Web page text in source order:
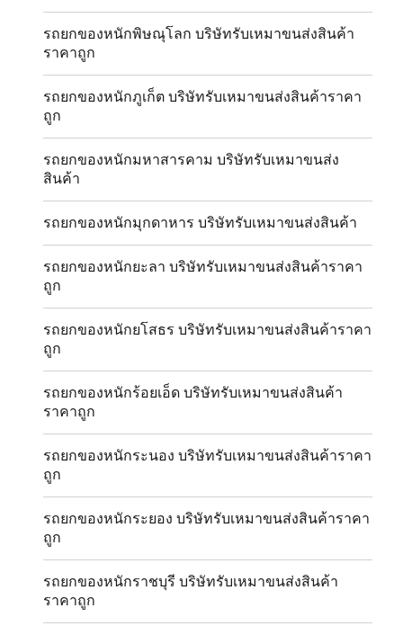
รถยกของหนักพิษณุโลก บริษัทรับเหมาขนส่งสินค้า
ราคาถูก
รถยกของหนักภูเก็ต บริษัทรับเหมาขนส่งสินค้าราคา
ถูก
รถยกของหนักมหาสารคาม บริษัทรับเหมาขนส่ง
สินค้า
รถยกของหนักมุกดาหาร บริษัทรับเหมาขนส่งสินค้า
รถยกของหนักยะลา บริษัทรับเหมาขนส่งสินค้าราคา
ถูก
รถยกของหนักยโสธร บริษัทรับเหมาขนส่งสินค้าราคา
ถูก
รถยกของหนักร้อยเอ็ด บริษัทรับเหมาขนส่งสินค้า
ราคาถูก
รถยกของหนักระนอง บริษัทรับเหมาขนส่งสินค้าราคา
ถูก
รถยกของหนักระยอง บริษัทรับเหมาขนส่งสินค้าราคา
ถูก
รถยกของหนักราชบุรี บริษัทรับเหมาขนส่งสินค้า
ราคาถูก